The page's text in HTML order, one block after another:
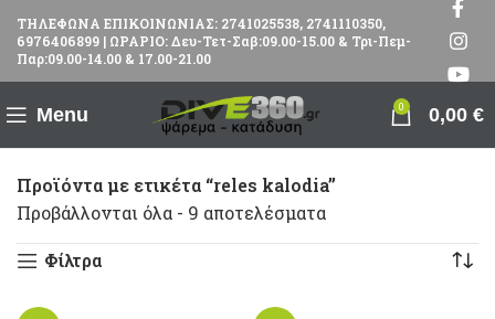
ΤΗΛΕΦΩΝΑ ΕΠΙΚΟΙΝΩΝΙΑΣ: 2741025538, 2741110350,
6976406899 | ΩΡΑΡΙΟ: Δευ-Τετ-Σαβ:09.00-15.00 & Τρι-Πεμ-
Παρ:09.00-14.00 & 17.00-21.00
Menu 0 0,00 €
Προϊόντα με ετικέτα “reles kalodia”
Προβάλλονται όλα - 9 αποτελέσματα
Φίλτρα